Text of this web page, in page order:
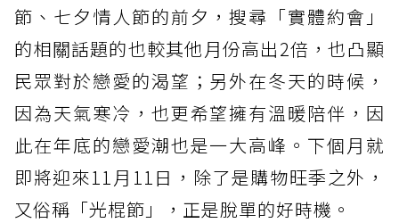
節、七夕情人節的前夕，搜尋「實體約會」
的相關話題的也較其他月份高出2倍，也凸顯
民眾對於戀愛的渴望；另外在冬天的時候，
因為天氣寒冷，也更希望擁有溫暖陪伴，因
此在年底的戀愛潮也是一大高峰。下個月就
即將迎來11月11日，除了是購物旺季之外，
又俗稱「光棍節」，正是脫單的好時機。